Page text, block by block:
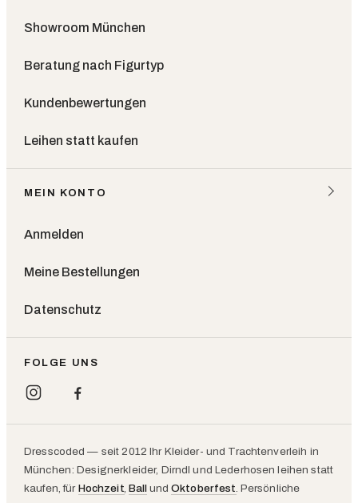
Showroom München
Beratung nach Figurtyp
Kundenbewertungen
Leihen statt kaufen
MEIN KONTO
Anmelden
Meine Bestellungen
Datenschutz
FOLGE UNS
Dresscoded — seit 2012 Ihr Kleider- und Trachtenverleih in
München: Designerkleider, Dirndl und Lederhosen leihen statt
kaufen, für Hochzeit, BallundOktoberfest . Persönliche